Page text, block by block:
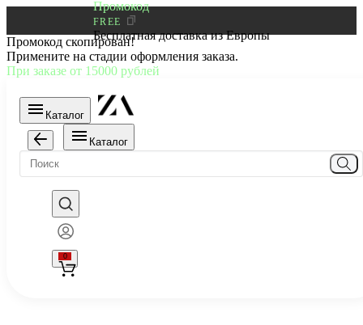
Промокод
FREE
Бесплатная доставка из Европы
Промокод скопирован!
Примените на стадии оформления заказа.
При заказе от 15000 рублей
Каталог
Каталог
0